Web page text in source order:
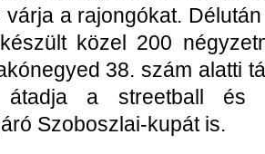
várja a rajongókat.
közel 200
38. szám alatti
átadja a streetball és
Szoboszlai-kupát is.